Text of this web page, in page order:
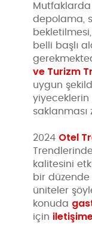
Mutfaklarda
depolama,
belli başlı
ve Turizm
uygun
yiyeceklerin
saklanması
2024 Otel
kalitesini
bir düzende
üniteler
konuda
için